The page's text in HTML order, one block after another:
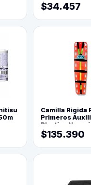
$34.457
Camilla Rigida
Primeros
Plastica Naranja
$135.390